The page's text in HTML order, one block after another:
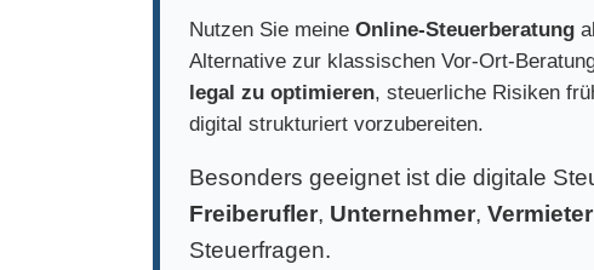
Nutzen Sie meine Online-Steuerberatung
Alternative zur klassischen Vor-Ort-
legal zu optimieren, steuerliche Risiken
digital strukturiert vorzubereiten.
Besonders geeignet ist die digitale
Freiberufler, Unternehmer, Vermieter
Steuerfragen.